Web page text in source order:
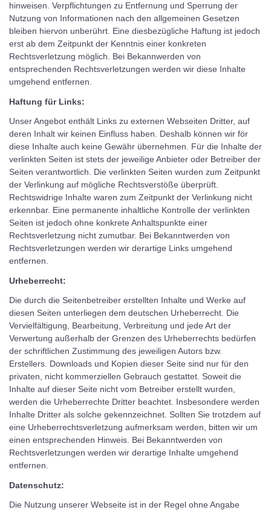
hinweisen. Verpflichtungen zu Entfernung und Sperrung der
Nutzung von Informationen nach den allgemeinen Gesetzen
bleiben hiervon unberührt. Eine diesbezügliche Haftung ist jedoch
erst ab dem Zeitpunkt der Kenntnis einer konkreten
Rechtsverletzung möglich. Bei Bekannwerden von
entsprechenden Rechtsverletzungen werden wir diese Inhalte
umgehend entfernen.
Haftung für Links:
Unser Angebot enthält Links zu externen Webseiten Dritter, auf
deren Inhalt wir keinen Einfluss haben. Deshalb können wir för
diese Inhalte auch keine Gewähr übernehmen. Für die Inhalte der
verlinkten Seiten ist stets der jeweilige Anbieter oder Betreiber der
Seiten verantwortlich. Die verlinkten Seiten wurden zum Zeitpunkt
der Verlinkung auf mögliche Rechtsverstöße überprüft.
Rechtswidrige Inhalte waren zum Zeitpunkt der Verlinkung nicht
erkennbar. Eine permanente inhaltliche Kontrolle der verlinkten
Seiten ist jedoch ohne konkrete Anhaltspunkte einer
Rechtsverletzung nicht zumutbar. Bei Bekanntwerden von
Rechtsverletzungen werden wir derartige Links umgehend
entfernen.
Urheberrecht:
Die durch die Seitenbetreiber erstellten Inhalte und Werke auf
diesen Seiten unterliegen dem deutschen Urheberrecht. Die
Vervielfältigung, Bearbeitung, Verbreitung und jede Art der
Verwertung außerhalb der Grenzen des Urheberrechts bedürfen
der schriftlichen Zustimmung des jeweiligen Autors bzw.
Erstellers. Downloads und Kopien dieser Seite sind nur für den
privaten, nicht kommerziellen Gebrauch gestattet. Soweit die
Inhalte auf dieser Seite nicht vom Betreiber erstellt wurden,
werden die Urheberrechte Dritter beachtet. Insbesondere werden
Inhalte Dritter als solche gekennzeichnet. Sollten Sie trotzdem auf
eine Urheberrechtsverletzung aufmerksam werden, bitten wir um
einen entsprechenden Hinweis. Bei Bekanntwerden von
Rechtsverletzungen werden wir derartige Inhalte umgehend
entfernen.
Datenschutz:
Die Nutzung unserer Webseite ist in der Regel ohne Angabe